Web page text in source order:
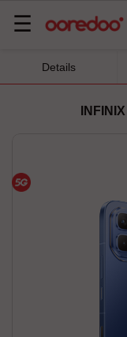
Basculer
navigation
☰
Details